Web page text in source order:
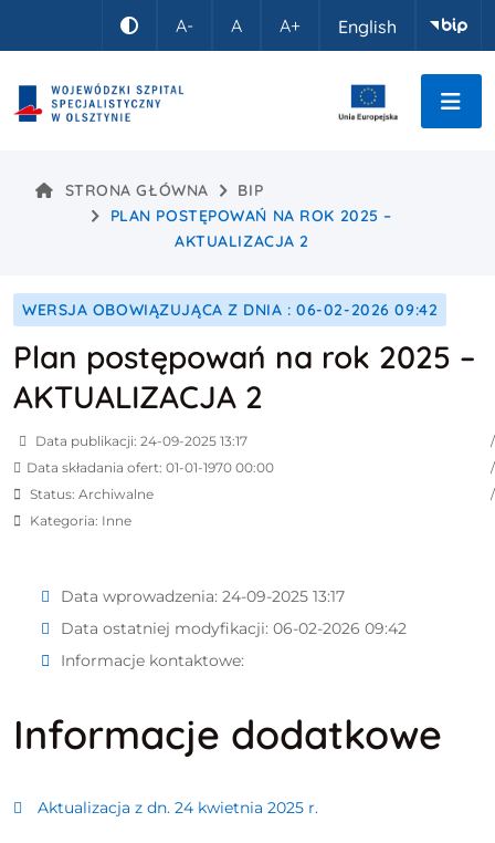
Kontrast
A- A A+ English
STRONA GŁÓWNA
BIP
PLAN POSTĘPOWAŃ NA ROK 2025 –
AKTUALIZACJA 2
WERSJA OBOWIĄZUJĄCA Z DNIA : 06-02-2026 09:42
Plan postępowań na rok 2025 –
AKTUALIZACJA 2
Data publikacji: 24-09-2025 13:17
Data składania ofert: 01-01-1970 00:00
Status: Archiwalne
Kategoria: Inne
Data wprowadzenia: 24-09-2025 13:17
Data ostatniej modyfikacji: 06-02-2026 09:42
Informacje kontaktowe:
Informacje dodatkowe
Aktualizacja z dn. 24 kwietnia 2025 r.